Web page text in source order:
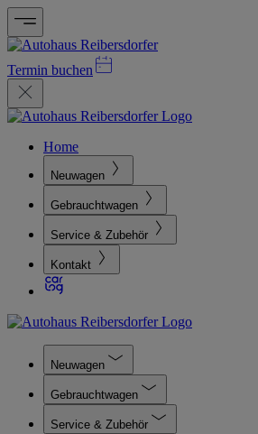
Termin buchen
Home
Neuwagen
Gebrauchtwagen
Service & Zubehör
Kontakt
Neuwagen
Gebrauchtwagen
Service & Zubehör